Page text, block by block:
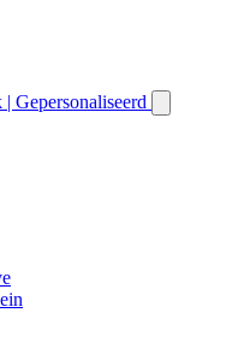
Gepersonaliseerd